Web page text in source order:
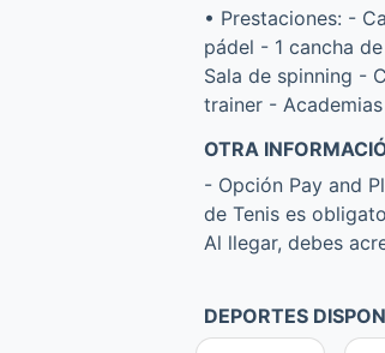
• Prestaciones: -
pádel - 1 cancha
Sala de spinning -
trainer -
OTRA
- Opción Pay and
de Tenis es
Al llegar, debes
DEPORTES